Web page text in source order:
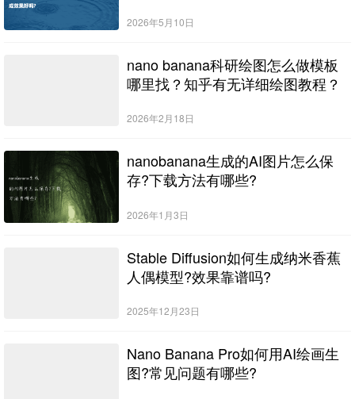
2026年5月10日
nano banana科研绘图怎么做模板
哪里找？知乎有无详细绘图教程？
2026年2月18日
nanobanana生成的AI图片怎么保
存?下载方法有哪些?
2026年1月3日
Stable Diffusion如何生成纳米香蕉
人偶模型?效果靠谱吗?
2025年12月23日
Nano Banana Pro如何用AI绘画生
图?常见问题有哪些?